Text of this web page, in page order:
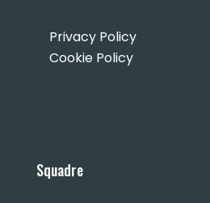
Privacy Policy
Cookie Policy
Squadre